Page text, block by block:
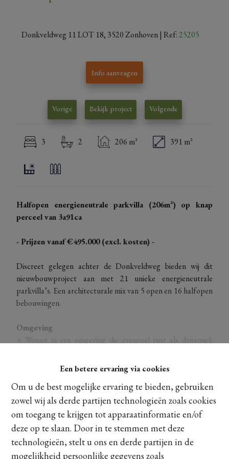
Een betere ervaring via cookies
Om u de best mogelijke ervaring te bieden, gebruiken
zowel wij als derde partijen technologieën zoals cookies
om toegang te krijgen tot apparaatinformatie en/of
deze op te slaan. Door in te stemmen met deze
technologieën, stelt u ons en derde partijen in de
mogelijkheid persoonlijke gegevens zoals
Donkveldweg 11 LOT 18, 3520 Zonhoven| Ref:25205
Info aanvragen
Vorige Bekijk project Volgende
3 2 206 m² 391 m²
Halfopen energieneutrale parkvilla (206m²) op knap
perceel van 3a91ca
- Prijzen vanaf €495.000 (excl. kosten) -
Discreet gelegen achter de Donkveldweg bieden wij dit
nieuwbouwproject aan met 21 unieke energieneutrale
parkvilla’s. Een architecturale mix van 5 open en 16 halfopen
bebouwingen.
Omgeving
+ Wonen in een omgeving die evenveel rust als dynamiek
+ Belangrijke verbindingswegen dichtbij (E313-E314).
+ Op enkele minuten van het vernieuwde dorpscentrum van
Zonhoven met alle faciliteiten binnen handbereik.
+ Op een steenworp van natuurlijke pracht: Platwijers, De
Teut, …
Architecturale mix
+ Elke woning is uniek, architecturaal doordacht en straalt
Ontdek meer
Delen